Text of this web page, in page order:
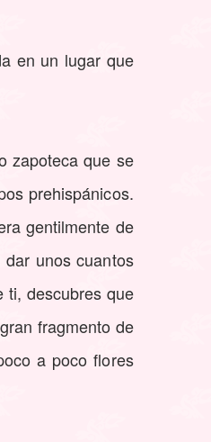
en un lugar que
zapoteca que se
prehispánicos.
gentilmente de
unos cuantos
ti, descubres que
fragmento de
a poco flores